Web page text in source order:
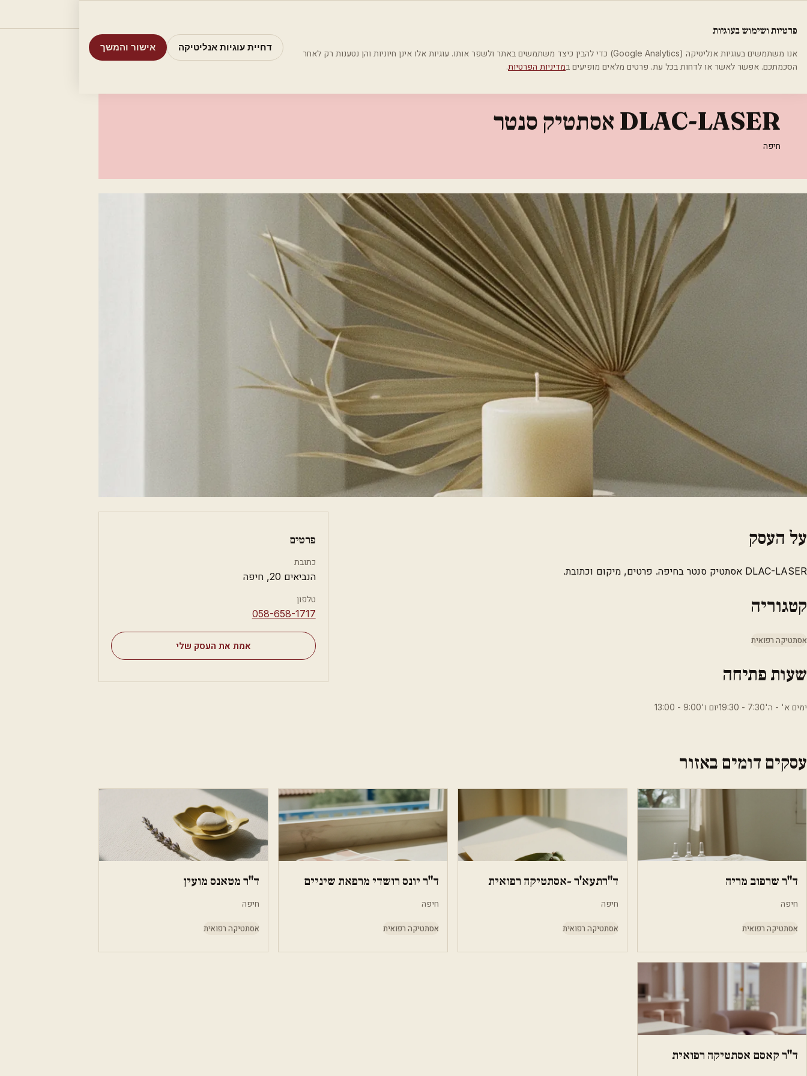
בית קטגוריות אסתטיקה רפואית
DLAC-LASER אסתטיק סנטר
חיפה
על העסק
DLAC-LASER אסתטיק סנטר בחיפה. פרטים, מיקום וכתובת.
קטגוריה
אסתטיקה רפואית
שעות פתיחה
ימים א' - ה'7:30 - 19:30יום ו'9:00 - 13:00
פרטים
כתובת
הנביאים 20, חיפה
טלפון
⁦058-658-1717⁩
אמת את העסק שלי
עסקים דומים באזור
ד"ר שרפוב מריה
חיפה
אסתטיקה רפואית
ד"רתעא'ר -אסתטיקה רפואית
חיפה
אסתטיקה רפואית
ד"ר יונס רושדי מרפאת שיניים
חיפה
אסתטיקה רפואית
ד"ר מטאנס מועין
חיפה
אסתטיקה רפואית
ד"ר קאסם אסתטיקה רפואית
פרטיות ושימוש בעוגיות
אנו משתמשים בעוגיות אנליטיקה (Google Analytics) כדי להבין כיצד משתמשים באתר ולשפר אותו. עוגיות אלו אינן חיוניות והן נטענות רק לאחר
הסכמתכם. אפשר לאשר או לדחות בכל עת. פרטים מלאים מופיעים במדיניות הפרטיות.
דחיית עוגיות אנליטיקה אישור והמשך